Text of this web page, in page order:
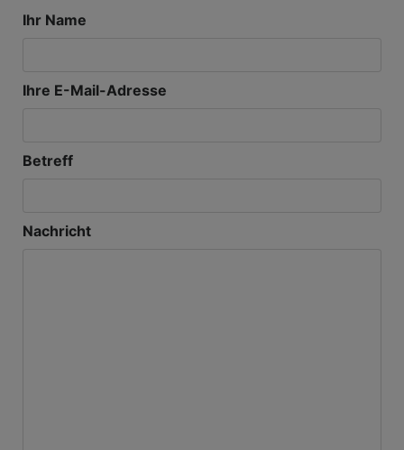
Ihr Name
Ihre E-Mail-Adresse
Betreff
Nachricht